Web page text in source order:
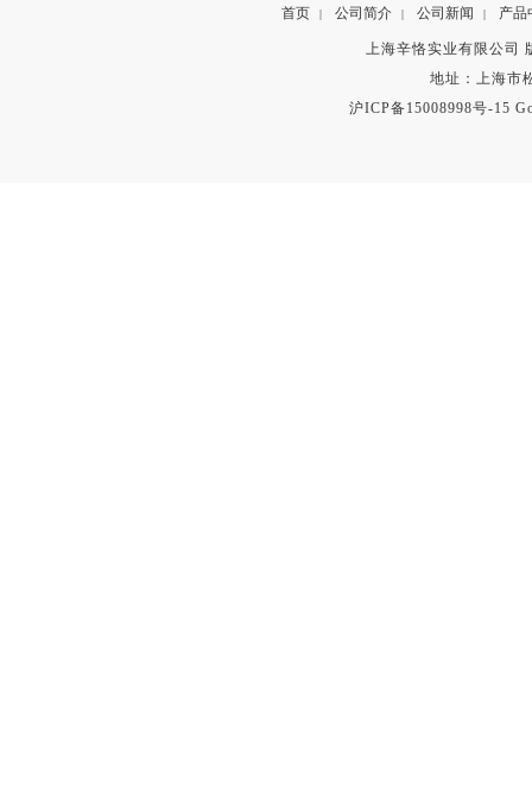
首页 | 公司简介 | 公司新闻 | 产品
上海辛恪实业有限公司
地址：上海市
沪ICP备15008998号-15